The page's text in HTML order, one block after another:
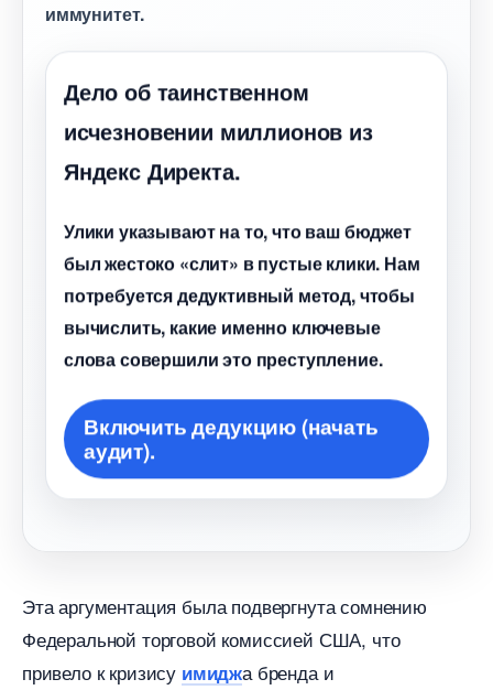
иммунитет.
Дело об таинственном
исчезновении миллионов из
Яндекс Директа.
Улики указывают на то, что ваш бюджет
ыл жестоко «слит» в пустые клики. Нам
потребуется дедуктивный метод, чтобы
ычислить, какие именно ключевые
слова совершили это преступление.
ключить дедукцию (начать
аудит).
Эта аргументация была подвергнута сомнению
Федеральной торговой комиссией США, что
привело к кризису имиджа бренда и